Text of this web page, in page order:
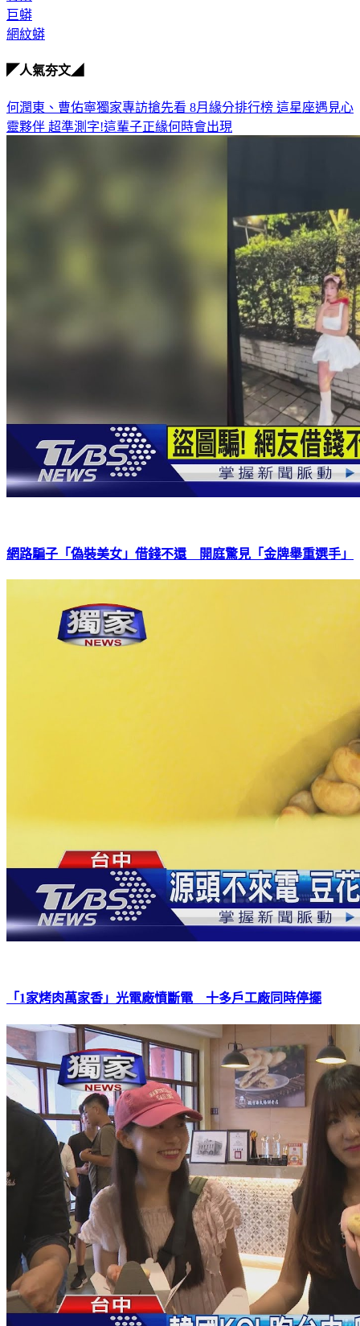
巨蟒
網紋蟒
◤人氣夯文◢
何潤東、曹佑寧獨家專訪搶先看 8月緣分排行榜 這星座遇見心
靈夥伴 超準測字!這輩子正緣何時會出現
網路騙子「偽裝美女」借錢不還 開庭驚見「金牌舉重選手」
「1家烤肉萬家香」光電廠憤斷電 十多戶工廠同時停擺